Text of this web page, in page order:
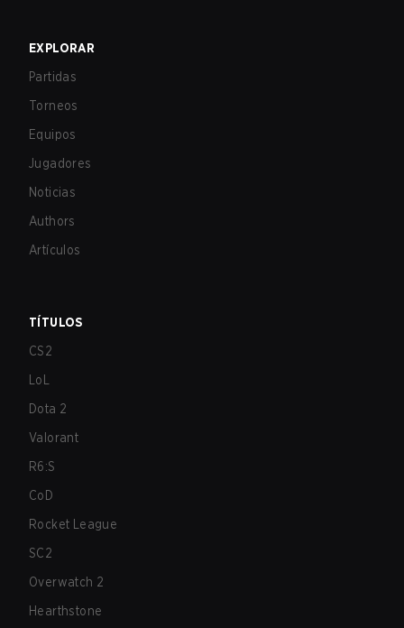
EXPLORAR
Partidas
Torneos
Equipos
Jugadores
Noticias
Authors
Artículos
TÍTULOS
CS2
LoL
Dota 2
Valorant
R6:S
CoD
Rocket League
SC2
Overwatch 2
Hearthstone